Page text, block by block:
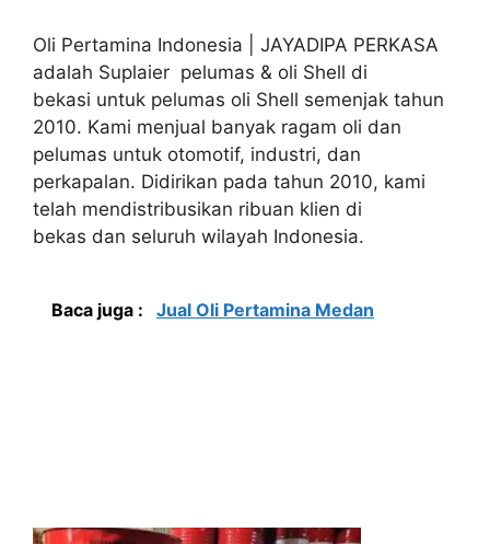
Oli Pertamina Indonesia | JAYADIPA PERKASA
adalah Suplaier pelumas & oli Shell di
bekasi untuk pelumas oli Shell semenjak tahun
2010. Kami menjual banyak ragam oli dan
pelumas untuk otomotif, industri, dan
perkapalan. Didirikan pada tahun 2010, kami
telah mendistribusikan ribuan klien di
bekas dan seluruh wilayah Indonesia.
Baca juga : Jual Oli Pertamina Medan